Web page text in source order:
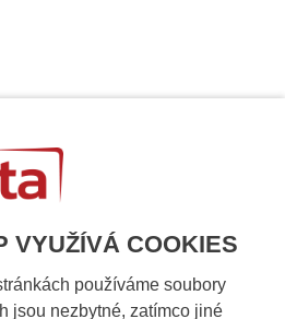
VYUŽÍVÁ COOKIES
používáme soubory
jsou nezbytné, zatímco jiné